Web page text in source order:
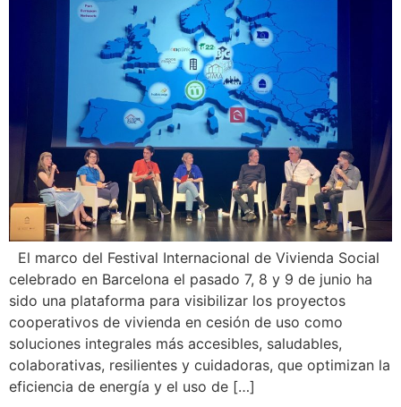
El marco del Festival Internacional de Vivienda Social
celebrado en Barcelona el pasado 7, 8 y 9 de junio ha
sido una plataforma para visibilizar los proyectos
cooperativos de vivienda en cesión de uso como
soluciones integrales más accesibles, saludables,
colaborativas, resilientes y cuidadoras, que optimizan la
eficiencia de energía y el uso de […]